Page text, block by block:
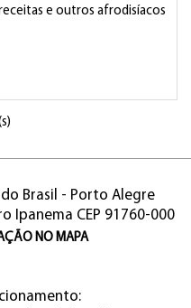
e outros afrodisíacos
Brasil - Porto Alegre
Ipanema CEP 91760-000
NO MAPA